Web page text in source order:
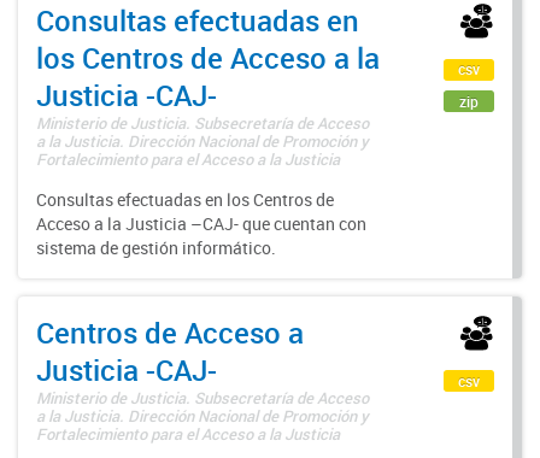
Consultas efectuadas en
los Centros de Acceso a la
Justicia -CAJ-
Ministerio de Justicia. Subsecretaría de Acceso
a la Justicia. Dirección Nacional de Promoción y
Fortalecimiento para el Acceso a la Justicia
Consultas efectuadas en los Centros de
Acceso a la Justicia –CAJ- que cuentan con
sistema de gestión informático.
csv
zip
Centros de Acceso a
Justicia -CAJ-
Ministerio de Justicia. Subsecretaría de Acceso
a la Justicia. Dirección Nacional de Promoción y
Fortalecimiento para el Acceso a la Justicia
csv